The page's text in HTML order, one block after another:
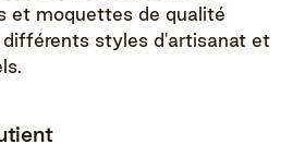
et moquettes de qualité
styles d'artisanat et